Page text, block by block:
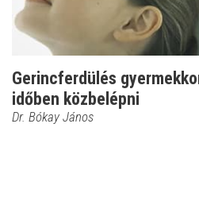
Gerincferdülés
időben közbelépni
Dr. Bókay János